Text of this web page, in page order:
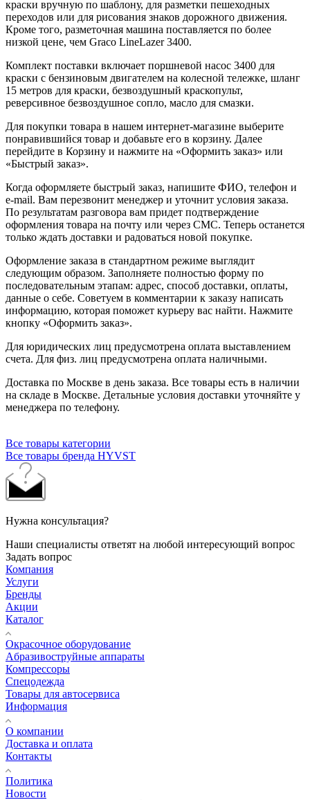
краски вручную по шаблону, для разметки пешеходных
переходов или для рисования знаков дорожного движения.
Кроме того, разметочная машина поставляется по более
низкой цене, чем Graco LineLazer 3400.
Комплект поставки включает поршневой насос 3400 для
краски с бензиновым двигателем на колесной тележке, шланг
15 метров для краски, безвоздушный краскопульт,
реверсивное безвоздушное сопло, масло для смазки.
Для покупки товара в нашем интернет-магазине выберите
понравившийся товар и добавьте его в корзину. Далее
перейдите в Корзину и нажмите на «Оформить заказ» или
«Быстрый заказ».
Когда оформляете быстрый заказ, напишите ФИО, телефон и
e-mail. Вам перезвонит менеджер и уточнит условия заказа.
По результатам разговора вам придет подтверждение
оформления товара на почту или через СМС. Теперь останется
только ждать доставки и радоваться новой покупке.
Оформление заказа в стандартном режиме выглядит
следующим образом. Заполняете полностью форму по
последовательным этапам: адрес, способ доставки, оплаты,
данные о себе. Советуем в комментарии к заказу написать
информацию, которая поможет курьеру вас найти. Нажмите
кнопку «Оформить заказ».
Для юридических лиц предусмотрена оплата выставлением
счета. Для физ. лиц предусмотрена оплата наличными.
Доставка по Москве в день заказа. Все товары есть в наличии
на складе в Москве. Детальные условия доставки уточняйте у
менеджера по телефону.
Все товары категории
Все товары бренда HYVST
Нужна консультация?
Наши специалисты ответят на любой интересующий вопрос
Задать вопрос
Компания
Услуги
Бренды
Акции
Каталог
Окрасочное оборудование
Aбразивоструйные аппараты
Компрессоры
Спецодежда
Товары для автосервиса
Информация
О компании
Доставка и оплата
Контакты
Политика
Новости